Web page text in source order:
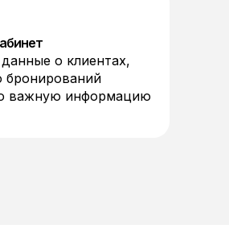
о клиентах,
бронирований
важную информацию